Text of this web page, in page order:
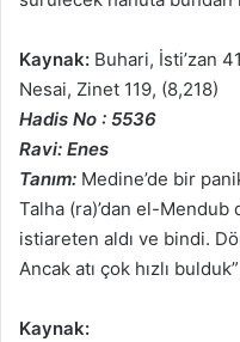
Kaynak: Buhari, İsti’zan
Nesai, Zinet 119, (8,218)
Hadis No : 5536
Ravi: Enes
Tanım: Medine’de bir
Talha (ra)’dan el-Mendub
istiareten aldı ve bindi.
Ancak atı çok hızlı
Kaynak: